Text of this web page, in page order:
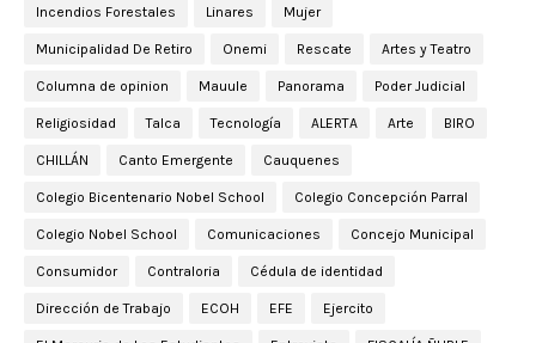
Incendios Forestales Linares Mujer
Municipalidad De Retiro Onemi Rescate Artes y Teatro
Columna de opinion Mauule Panorama Poder Judicial
Religiosidad Talca Tecnología ALERTA Arte BIRO
CHILLÁN Canto Emergente Cauquenes
Colegio Bicentenario Nobel School Colegio Concepción Parral
Colegio Nobel School Comunicaciones Concejo Municipal
Consumidor Contraloria Cédula de identidad
Dirección de Trabajo ECOH EFE Ejercito